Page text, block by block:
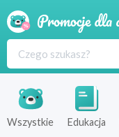
Wszystkie Edukacja